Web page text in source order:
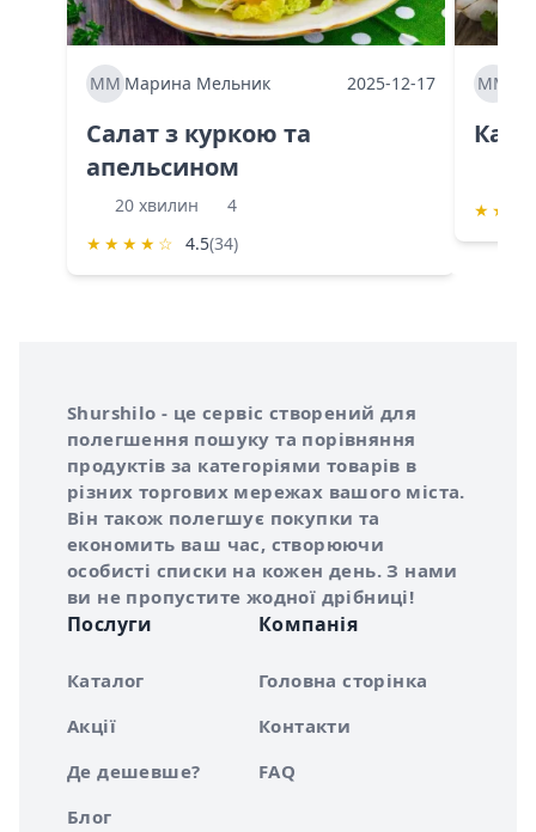
ММ Марина Мельник 2025-12-17
Салат з куркою та
апельсином
20 хвилин
4
★ ★ ★ ★ ☆ 4.5(34)
ММ
★ ★
Про сервіс Shurshilo
Shurshilo - це сервіс створений для
полегшення пошуку та порівняння
продуктів за категоріями товарів в
різних торгових мережах вашого міста.
Він також полегшує покупки та
економить ваш час, створюючи
особисті списки на кожен день. З нами
ви не пропустите жодної дрібниці!
Послуги
Каталог
Акції
Де дешевше?
Блог
Компанія
Головна сторінка
Контакти
FAQ